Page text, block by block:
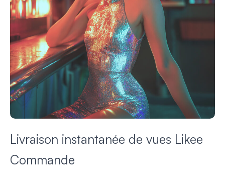
Livraison instantanée de vues Likee
Commande